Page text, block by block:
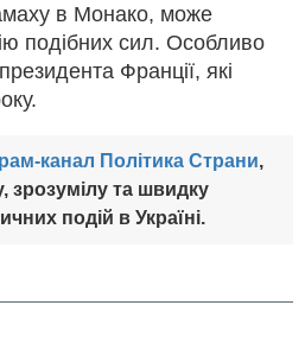
в Монако, може
подібних сил. Особливо
Франції, які
канал Політика Страни,
зрозумілу та швидку
подій в Україні.